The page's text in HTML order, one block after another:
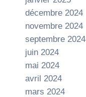
décembre 2024
novembre 2024
septembre 2024
juin 2024
mai 2024
avril 2024
mars 2024